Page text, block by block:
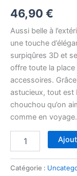
46,90 €
Aussi belle à
une touche
surpiqûres 3D et
offre toute la
accessoires.
astucieux, tout est
chouchou qu’on
comme en voyage.
case
Catégorie :